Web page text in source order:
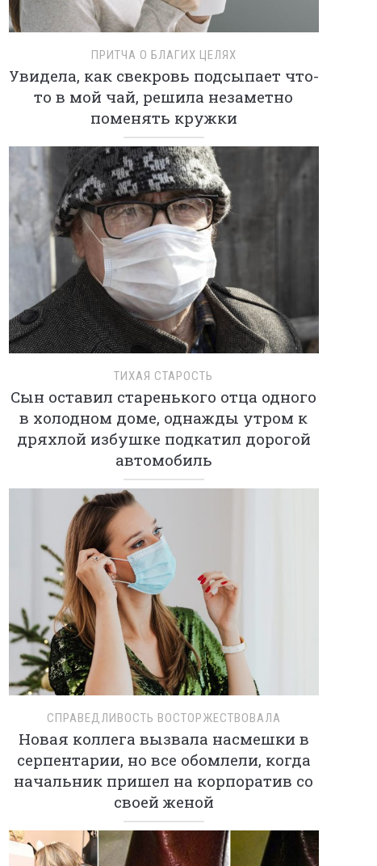
ПРИТЧА О БЛАГИХ ЦЕЛЯХ
Увидела, как свекровь подсыпает что-
то в мой чай, решила незаметно
поменять кружки
ТИХАЯ СТАРОСТЬ
Сын оставил старенького отца одного
в холодном доме, однажды утром к
дряхлой избушке подкатил дорогой
автомобиль
СПРАВЕДЛИВОСТЬ ВОСТОРЖЕСТВОВАЛА
Новая коллега вызвала насмешки в
серпентарии, но все обомлели, когда
начальник пришел на корпоратив со
своей женой